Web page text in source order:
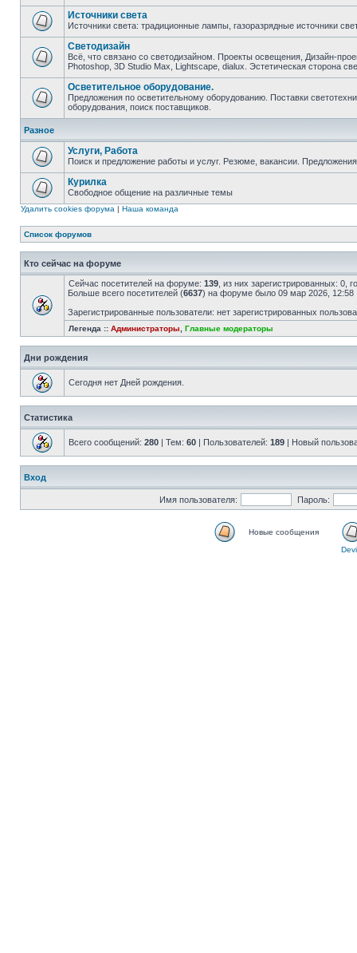
Источники света
Источники света: традиционные лампы, газоразрядные источники
Светодизайн
Всё, что связано со светодизайном. Проекты освещения, Дизайн-
Photoshop, 3D Studio Max, Lightscape, dialux. Эстетическая сторона
Осветительное оборудование.
Предложения по осветительному оборудованию. Поставки
оборудования, поиск поставщиков.
Разное
Услуги, Работа
Поиск и предложение работы и услуг. Резюме, вакансии.
Курилка
Свободное общение на различные темы
Удалить cookies форума | Наша команда
Список форумов
Кто сейчас на форуме
Сейчас посетителей на форуме: 139 , из них зарегистрированных: 0,
Больше всего посетителей (6637) на форуме было 09 мар 2026, 12:58
Зарегистрированные пользователи: нет зарегистрированных
Легенда :: Администраторы Главные модераторы
Дни рождения
Сегодня нет Дней рождения.
Статистика
Всего сообщений: 280 | Тем: 60 | Пользователей: 189 | Новый
Вход
Имя пользователя: Пароль:
Новые сообщения